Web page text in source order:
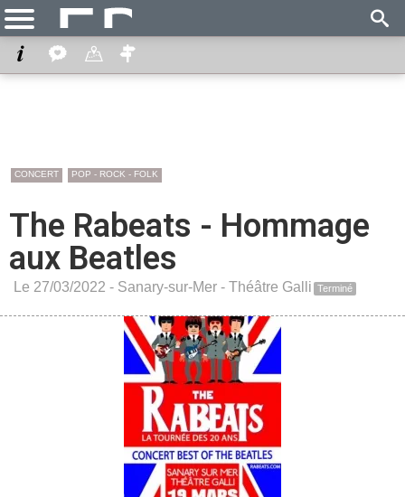
CONCERT POP - ROCK - FOLK
The Rabeats - Hommage
aux Beatles
Le 27/03/2022 - Sanary-sur-Mer - Théâtre Galli Terminé